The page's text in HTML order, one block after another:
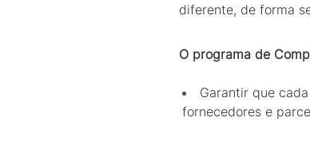
diferente, de forma
O programa de
Garantir que
fornecedores e